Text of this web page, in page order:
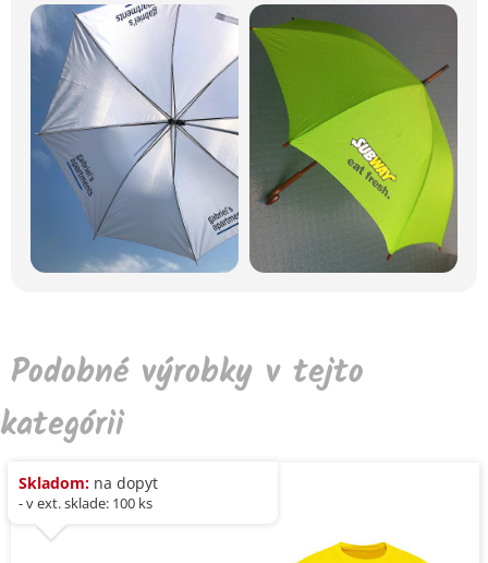
Podobné výrobky v tejto
kategórii
Skladom: na dopyt
- v ext. sklade: 100 ks